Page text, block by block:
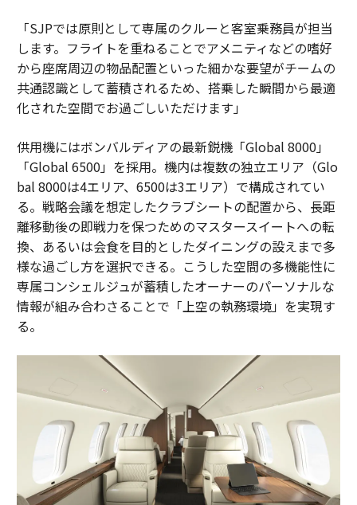
「SJPでは原則として専属のクルーと客室乗務員が担当
します。フライトを重ねることでアメニティなどの嗜好
から座席周辺の物品配置といった細かな要望がチームの
共通認識として蓄積されるため、搭乗した瞬間から最適
化された空間でお過ごしいただけます」
供用機にはボンバルディアの最新鋭機「Global 8000」
「Global 6500」を採用。機内は複数の独立エリア（Glo
bal 8000は4エリア、6500は3エリア）で構成されてい
る。戦略会議を想定したクラブシートの配置から、長距
離移動後の即戦力を保つためのマスタースイートへの転
換、あるいは会食を目的としたダイニングの設えまで多
様な過ごし方を選択できる。こうした空間の多機能性に
専属コンシェルジュが蓄積したオーナーのパーソナルな
情報が組み合わさることで「上空の執務環境」を実現す
る。